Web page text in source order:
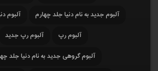
آلبوم جدید به نام دنیا جلد چهارم
آلبوم
آلبوم رپ
آلبوم رپ جدید
آلبوم گروهی جدید به نام دنیا جلد